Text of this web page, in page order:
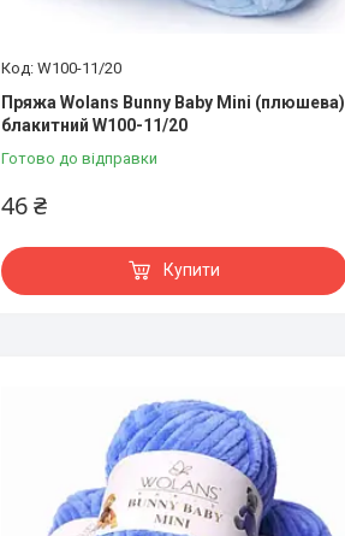
W100-11/20
Пряжа Wolans Bunny Baby Mini (плюшева)
блакитний W100-11/20
Готово до відправки
46 ₴
Купити